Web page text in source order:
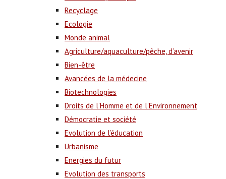
Recyclage
Ecologie
Monde animal
Agriculture/aquaculture/pêche, d’avenir
Bien-être
Avancées de la médecine
Biotechnologies
Droits de l’Homme et de l’Environnement
Démocratie et société
Evolution de l’éducation
Urbanisme
Energies du futur
Evolution des transports